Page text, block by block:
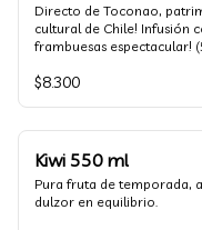
Directo de Toconao,
cultural de Chile! Infusión
frambuesas espectacular!
$8.300
Kiwi 550 ml
Pura fruta de temporada,
dulzor en equilibrio.